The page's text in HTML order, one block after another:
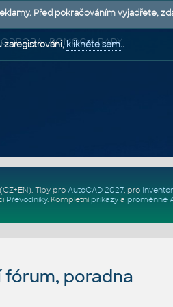
| POMOC A RADY
. Tipy pro AutoCAD 2027, pro
Převodníky. Kompletní příkazya proměnné
fórum, poradna
Před pokračováním vyjadřete,
zaregistrováni,klikněte sem..